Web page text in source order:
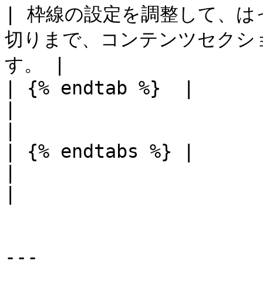
| 枠線の設定を調整して、
切りまで、コンテンツセク
す。 |
| {% endtab %}  |
| {% endtabs %} |
---